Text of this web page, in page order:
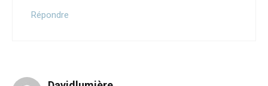
Répondre